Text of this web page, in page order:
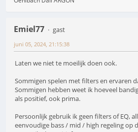
Emiel77
gast
juni 05, 2024, 21:15:38
Laten we niet te moeilijk doen ook.
Sommigen spelen met filters en ervaren
Sommigen hebben weet ik hoeveel
als positief, ook prima.
Persoonlijk gebruik ik geen filters of EQ,
eenvoudige bass / mid / high regeling op